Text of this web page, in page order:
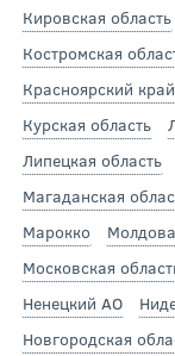
Кировская область
Костромская
Красноярский край
Курская область
Липецкая область
Магаданская
Марокко
Молдова
Московская
Ненецкий АО
Новгородская